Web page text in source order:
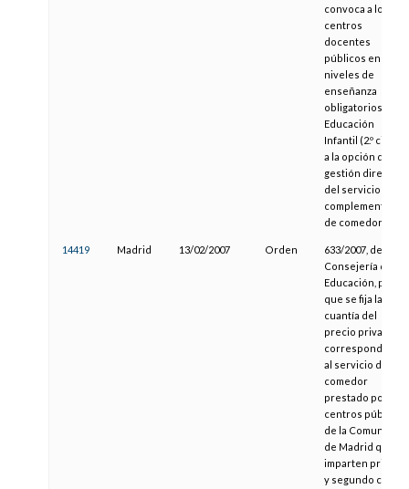
convoca a los
centros
docentes
públicos en los
niveles de
enseñanza
obligatorios y
Educación
Infantil (2.º ciclo)
a la opción de
gestión directa
del servicio
complementario
de comedor
14419 Madrid 13/02/2007 Orden
633/2007, de la
Consejería de
Educación, por la
que se fija la
cuantía del
precio privado
correspondiente
al servicio de
comedor
prestado por los
centros públicos
de la Comunidad
de Madrid que
imparten primer
y segundo ciclo